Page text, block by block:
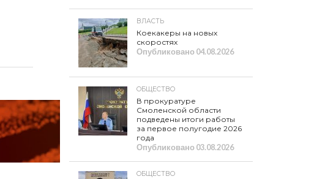
ВЛАСТЬ
Коекакеры на новых
скоростях
Опубликовано04.08.2026
ОБЩЕСТВО
В прокуратуре
Смоленской области
подведены итоги работы
за первое полугодие 2026
года
Опубликовано03.08.2026
ОБЩЕСТВО